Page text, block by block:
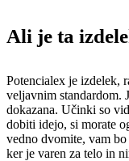
Ali je ta
Potencialex je izdelek,
veljavnim standardom.
dokazana. Učinki so
dobiti idejo, si morate
vedno dvomite, vam
ker je varen za telo in